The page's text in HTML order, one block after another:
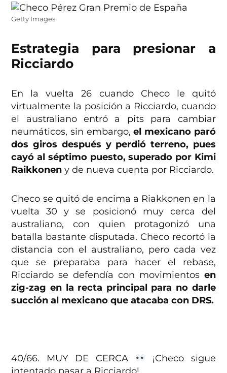
Getty Images
Estrategia para presionar a
Ricciardo
En la vuelta 26 cuando Checo le quitó
virtualmente la posición a Ricciardo, cuando
el australiano entró a pits para cambiar
neumáticos, sin embargo, el mexicano paró
dos giros después y perdió terreno, pues
cayó al séptimo puesto, superado por Kimi
Raikkonen y de nueva cuenta por Ricciardo.
Checo se quitó de encima a Riakkonen en la
vuelta 30 y se posicionó muy cerca del
australiano, con quien protagonizó una
batalla bastante disputada. Checo recortó la
distancia con el australiano, pero cada vez
que se preparaba para hacer el rebase,
Ricciardo se defendía con movimientos en
zig-zag en la recta principal para no darle
succión al mexicano que atacaba con DRS.
40/66. MUY DE CERCA
¡Checo sigue